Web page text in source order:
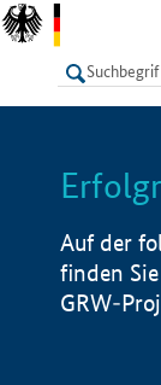
LISTE
Auf der
finden
GRW-